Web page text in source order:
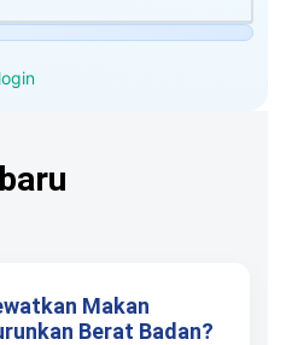
login
Makan
Berat Badan?